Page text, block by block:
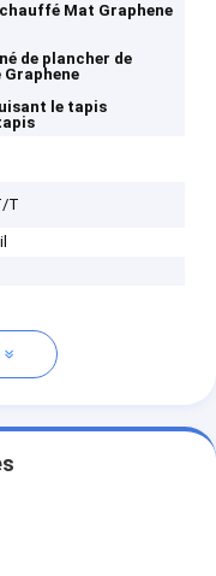
Mat Graphene
de plancher de
Graphene
le tapis
T